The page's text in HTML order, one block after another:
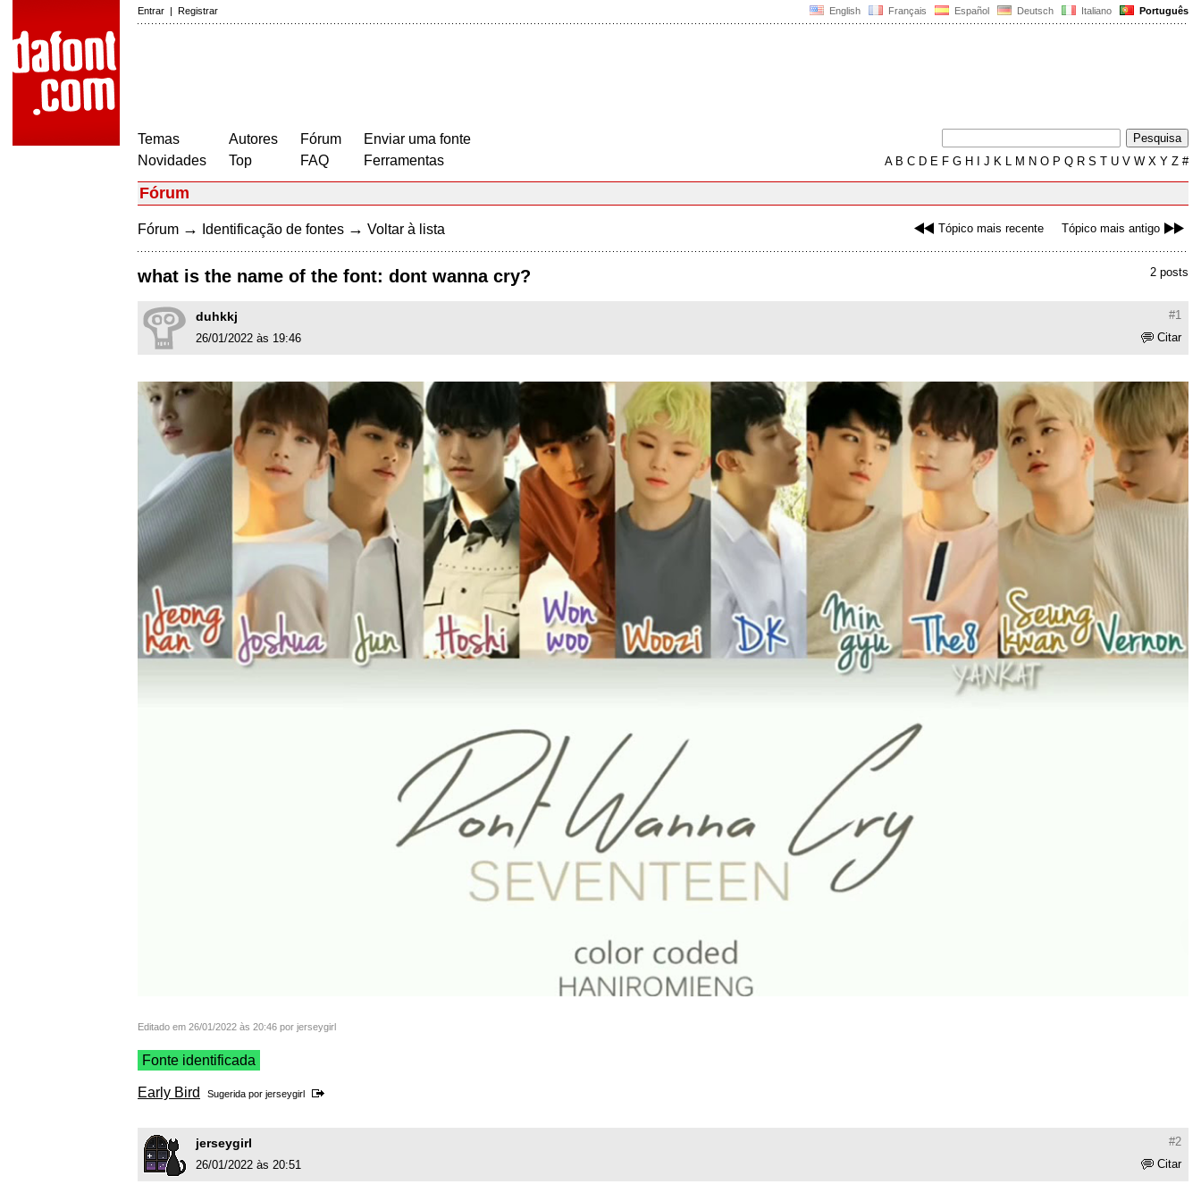
English Français Español Deutsch Italiano Português
Entrar | Registrar
Temas
Novidades
Autores
Top
Fórum
FAQ
Enviar uma fonte
Ferramentas
AB C D E F G H J K L M N O P Q R S T U V W X Y Z #
Fórum
Tópico mais recente Tópico mais antigo
Fórum → Identificação de fontes → Voltar à lista
2 posts
what is the name of the font: dont wanna cry?
#1
duhkkj
Citar
26/01/2022 às 19:46
Editado em 26/01/2022 às 20:46 por jerseygirl
Fonte identificada
Early Bird Sugerida por jerseygirl
#2
jerseygirl
Citar
26/01/2022 às 20:51